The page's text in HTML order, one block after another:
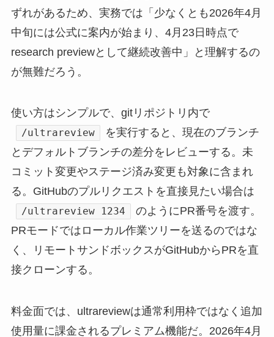
ずれがあるため、実務では「少なくとも2026年4月
中旬には公式に案内が始まり、4月23日時点で
research previewとして継続改善中」と理解するの
が無難だろう。
使い方はシンプルで、gitリポジトリ内で
/ultrareview
を実行すると、現在のブランチ
とデフォルトブランチの差分をレビューする。未
コミット変更やステージ済み変更も対象に含まれ
る。GitHubのプルリクエストを直接見たい場合は
/ultrareview 1234
のようにPR番号を渡す。
PRモードではローカル作業ツリーを送るのではな
く、リモートサンドボックスがGitHubからPRを直
接クローンする。
料金面では、ultrareviewは通常利用枠ではなく追加
使用量に課金されるプレミアム機能だ。2026年4月